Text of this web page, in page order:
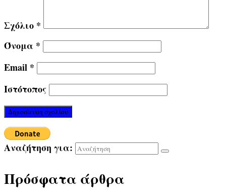
Σχόλιο *
Όνομα *
Email *
Ιστότοπος
Αναζήτηση για:
Πρόσφατα άρθρα